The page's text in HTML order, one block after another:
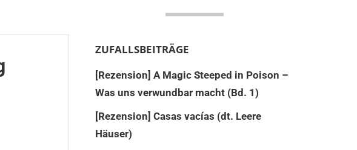
ZUFALLSBEITRÄGE
[Rezension] A Magic Steeped in Poison –
Was uns verwundbar macht (Bd. 1)
[Rezension] Casas vacías (dt. Leere
Häuser)